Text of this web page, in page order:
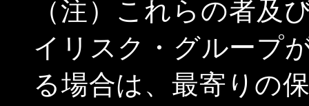
（注）これらの者及
イリスク・グループ
る場合は、最寄りの